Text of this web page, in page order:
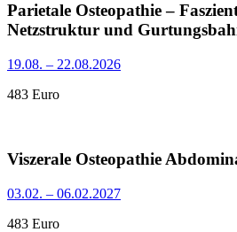
Parietale Osteopathie –
Netzstruktur und
19.08. – 22.08.2026
483 Euro
Viszerale Osteopathie
03.02. – 06.02.2027
483 Euro